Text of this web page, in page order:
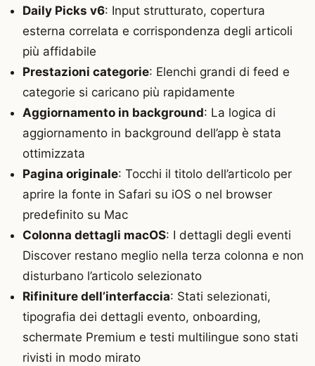
Daily Picks v6: Input strutturato, copertura
esterna correlata e corrispondenza degli articoli
più affidabile
Prestazioni categorie: Elenchi grandi di feed e
categorie si caricano più rapidamente
Aggiornamento in background: La logica di
aggiornamento in background dell’app è stata
ottimizzata
Pagina originale: Tocchi il titolo dell’articolo per
aprire la fonte in Safari su iOS o nel browser
predefinito su Mac
Colonna dettagli macOS: I dettagli degli eventi
Discover restano meglio nella terza colonna e non
disturbano l’articolo selezionato
Rifiniture dell’interfaccia: Stati selezionati,
tipografia dei dettagli evento, onboarding,
schermate Premium e testi multilingue sono stati
rivisti in modo mirato